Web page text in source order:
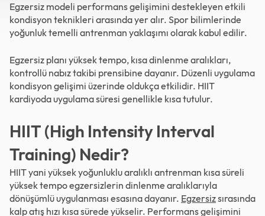
Egzersiz modeli performans gelişimini destekleyen etkili
kondisyon teknikleri arasında yer alır. Spor bilimlerinde
yoğunluk temelli antrenman yaklaşımı olarak kabul edilir.
Egzersiz planı yüksek tempo, kısa dinlenme aralıkları,
kontrollü nabız takibi prensibine dayanır. Düzenli uygulama
kondisyon gelişimi üzerinde oldukça etkilidir. HIIT
kardiyoda uygulama süresi genellikle kısa tutulur.
HIIT (High Intensity Interval
Training) Nedir?
HIIT yani yüksek yoğunluklu aralıklı antrenman kısa süreli
yüksek tempo egzersizlerin dinlenme aralıklarıyla
dönüşümlü uygulanması esasına dayanır. Egzersizsırasında
kalp atış hızı kısa sürede yükselir. Performans gelişimini